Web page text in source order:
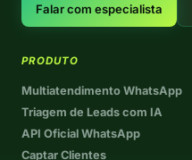
Falar com especialista
PRODUTO
Multiatendimento WhatsApp
Triagem de Leads com IA
API Oficial WhatsApp
Captar Clientes